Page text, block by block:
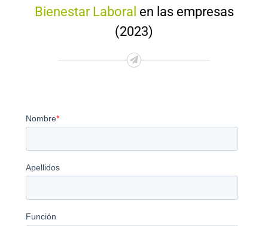
Bienestar Laboral en las empresas
(2023)